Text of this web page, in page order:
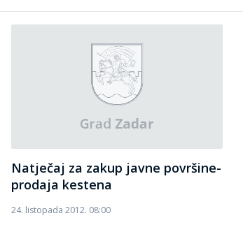
Natječaj za zakup javne površine-
prodaja kestena
24. listopada 2012. 08:00